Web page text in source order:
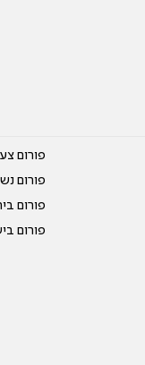
פורום
פורום
פורום
פורום